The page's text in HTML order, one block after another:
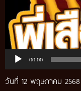
00:00
วันที่ 12 พฤษภาคม